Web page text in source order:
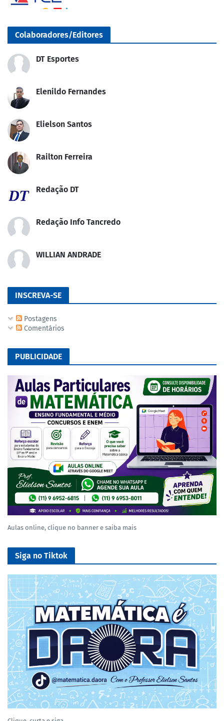
Colaboradores/Editores
DT Esportes
Elenildo Fernandes
Elielson Santos
Railton Ferreira
Redação DT
Redação Info Tancredo
WILLIAN ANDRADE
INSCREVA-SE
Postagens
Comentários
PUBLICIDADE
Aulas online, clique no banner e saiba mais
Siga no Tiktok